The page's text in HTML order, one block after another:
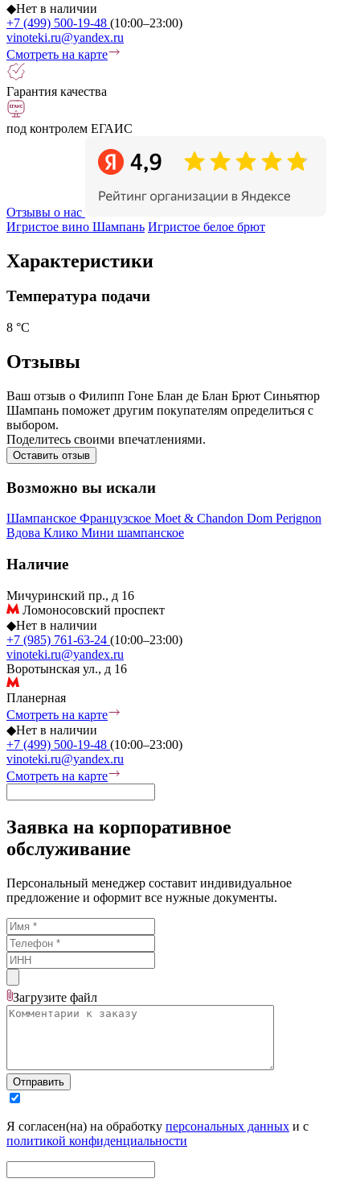
◆Нет в наличии
+7 (499) 500-19-48 (10:00–23:00)
vinoteki.ru@yandex.ru
Смотреть на карте
Гарантия качества
под контролем ЕГАИС
Отзывы о нас
Игристое вино Шампань Игристое белое брют
Характеристики
Температура подачи
8 °С
Отзывы
Ваш отзыв о Филипп Гоне Блан де Блан Брют Синьятюр
Шампань поможет другим покупателям определиться с
выбором.
Поделитесь своими впечатлениями.
Оставить отзыв
Возможно вы искали
Шампанское Французское Moet & Chandon Dom Perignon
Вдова Клико Мини шампанское
Наличие
Мичуринский пр., д 16
Ломоносовский проспект
◆Нет в наличии
+7 (985) 761-63-24 (10:00–23:00)
vinoteki.ru@yandex.ru
Воротынская ул., д 16
Планерная
Смотреть на карте
◆Нет в наличии
+7 (499) 500-19-48 (10:00–23:00)
vinoteki.ru@yandex.ru
Смотреть на карте
Заявка на корпоративное
обслуживание
Персональный менеджер составит индивидуальное
предложение и оформит все нужные документы.
Загрузите файл
Отправить
Я согласен(на) на обработку персональных данных и с
политикой конфиденциальности